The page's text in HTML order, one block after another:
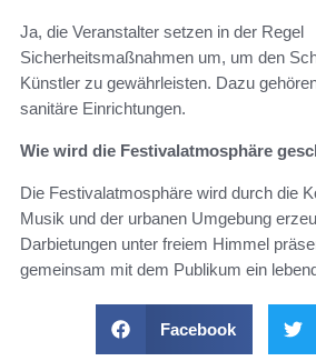
Ja, die Veranstalter setzen in der Regel
Sicherheitsmaßnahmen um, um den
Künstler zu gewährleisten. Dazu
sanitäre Einrichtungen.
Wie wird die Festivalatmosphäre
Die Festivalatmosphäre wird durch die
Musik und der urbanen Umgebung
Darbietungen unter freiem Himmel
gemeinsam mit dem Publikum ein
Facebook